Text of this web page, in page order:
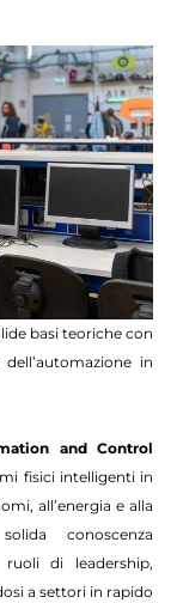
basi teoriche con
in
and Control
fisici intelligenti in
all’energia e alla
conoscenza
di leadership,
a settori in rapido